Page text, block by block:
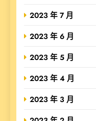
2023 年 7 月
2023 年 6 月
2023 年 5 月
2023 年 4 月
2023 年 3 月